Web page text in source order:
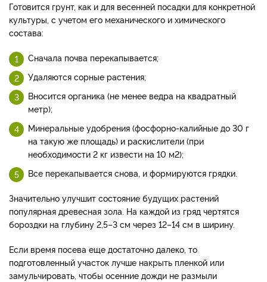
Готовится грунт, как и для весенней посадки для конкретной
культуры, с учетом его механического и химического
состава:
Сначала почва перекапывается;
Удаляются сорные растения;
Вносится органика (не менее ведра на квадратный
метр);
Минеральные удобрения (фосфорно-калийные до 30 г
на такую же площадь) и раскислители (при
необходимости 2 кг извести на 10 м2);
Все перекапывается снова, и формируются грядки.
Значительно улучшит состояние будущих растений
популярная древесная зола. На каждой из гряд чертятся
бороздки на глубину 2,5–3 см через 12–14 см в ширину.
Если время посева еще достаточно далеко, то
подготовленный участок лучше накрыть пленкой или
замульчировать, чтобы осенние дожди не размыли